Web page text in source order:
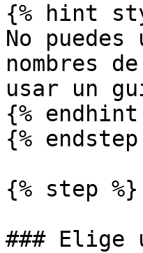
{% hint
No
nombres
usar un
{% endhint
{% endstep
{% step %}
### Elige